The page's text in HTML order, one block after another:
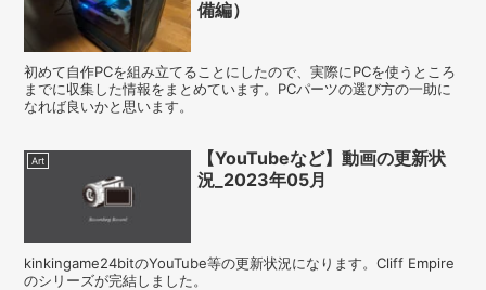
備編）
初めて自作PCを組み立てることにしたので、実際にPCを使うところ
までに収集した情報をまとめています。PCパーツの選び方の一助に
なれば良いかと思います。
Art
【YouTubeなど】動画の更新状
況_2023年05月
kinkingame24bitのYouTube等の更新状況になります。Cliff Empire
のシリーズが完結しました。